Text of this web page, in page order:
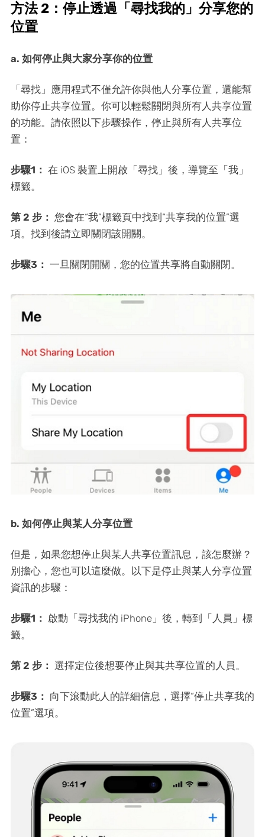
方法 2：停止透過「尋找我的」分享您的
位置
a. 如何停止與大家分享你的位置
「尋找」應用程式不僅允許你與他人分享位置，還能幫
助你停止共享位置。你可以輕鬆關閉與所有人共享位置
的功能。請依照以下步驟操作，停止與所有人共享位
置：
步驟1： 在 iOS 裝置上開啟「尋找」後，導覽至「我」
標籤。
第 2 步： 您會在“我”標籤頁中找到“共享我的位置”選
項。找到後請立即關閉該開關。
步驟3： 一旦關閉開關，您的位置共享將自動關閉。
b. 如何停止與某人分享位置
但是，如果您想停止與某人共享位置訊息，該怎麼辦？
別擔心，您也可以這麼做。以下是停止與某人分享位置
資訊的步驟：
步驟1： 啟動「尋找我的 iPhone」後，轉到「人員」標
籤。
第 2 步： 選擇定位後想要停止與其共享位置的人員。
步驟3： 向下滾動此人的詳細信息，選擇“停止共享我的
位置”選項。